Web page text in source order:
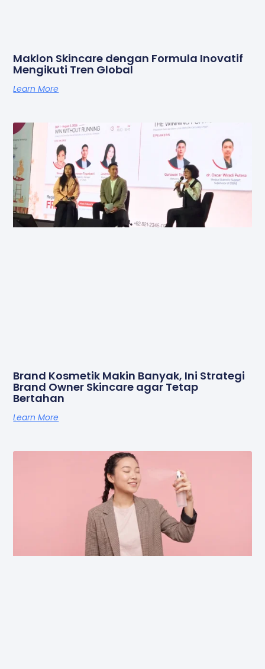
Maklon Skincare dengan Formula Inovatif
Mengikuti Tren Global
Learn More
Brand Kosmetik Makin Banyak, Ini Strategi
Brand Owner Skincare agar Tetap
Bertahan
Learn More